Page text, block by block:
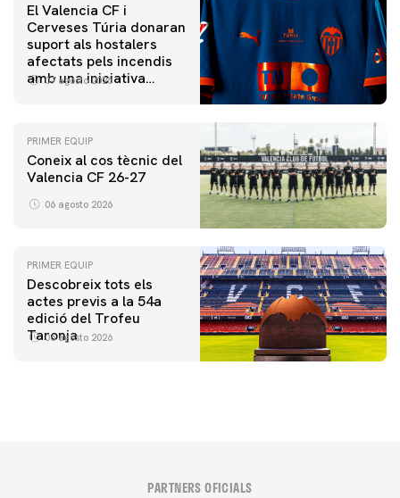
El Valencia CF i
Cerveses Túria donaran
suport als hostalers
afectats pels incendis
amb una iniciativa
07 agosto 2026
PRIMER EQUIP
Coneix al cos tècnic del
Valencia CF 26-27
06 agosto 2026
PRIMER EQUIP
Descobreix tots els
actes previs a la 54a
edició del Trofeu
Taronja
06 agosto 2026
PARTNERS OFICIALS